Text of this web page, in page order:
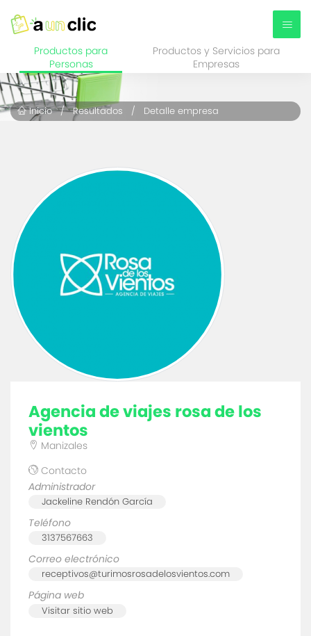
Productos para
Personas
Productos y Servicios para
Empresas
Inicio/Resultados / Detalle empresa
agencia de viajes rosa de los
vientos
Manizales
Contacto
Administrador
Jackeline Rendón García
Teléfono
3137567663
Correo electrónico
receptivos@turimosrosadelosvientos.com
Página web
Visitar sitio web